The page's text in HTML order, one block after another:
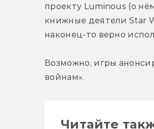
проекту Luminous (о
книжные деятели Star
наконец-то верно
Возможно, игры
войнам».
Читайте